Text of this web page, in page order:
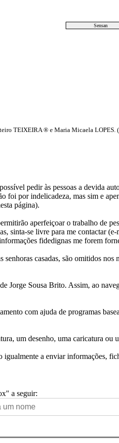
Sensan
TEIXEIRA ® e Maria Micaela
pedir às pessoas a devida
foi por indelicadeza, mas sim e
página).
aperfeiçoar o trabalho de
sinta-se livre para me contactar (e-
fidedignas me forem
casadas, são omitidos
Jorge Sousa Brito. Assim, ao
com ajuda de programas
um desenho, uma caricatura ou
a enviar informações,
a seguir: